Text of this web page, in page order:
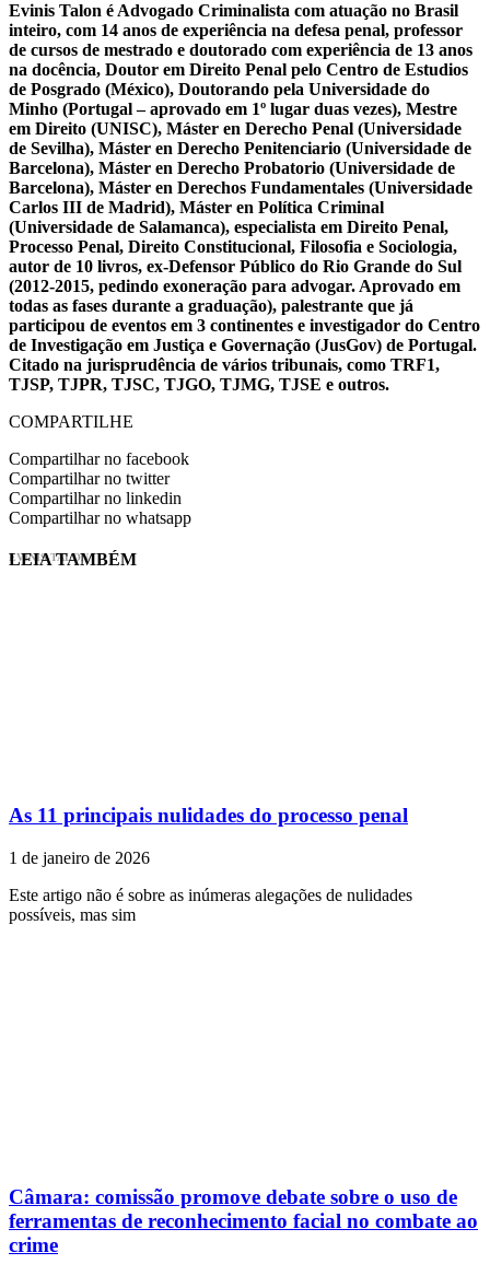
Evinis Talon é Advogado Criminalista com atuação no Brasil
inteiro, com 14 anos de experiência na defesa penal, professor
de cursos de mestrado e doutorado com experiência de 13 anos
na docência, Doutor em Direito Penal pelo Centro de Estudios
de Posgrado (México), Doutorando pela Universidade do
Minho (Portugal – aprovado em 1º lugar duas vezes), Mestre
em Direito (UNISC), Máster en Derecho Penal (Universidade
de Sevilha), Máster en Derecho Penitenciario (Universidade de
Barcelona), Máster en Derecho Probatorio (Universidade de
Barcelona), Máster en Derechos Fundamentales (Universidade
Carlos III de Madrid), Máster en Política Criminal
(Universidade de Salamanca), especialista em Direito Penal,
Processo Penal, Direito Constitucional, Filosofia e Sociologia,
autor de 10 livros, ex-Defensor Público do Rio Grande do Sul
(2012-2015, pedindo exoneração para advogar. Aprovado em
todas as fases durante a graduação), palestrante que já
participou de eventos em 3 continentes e investigador do Centro
de Investigação em Justiça e Governação (JusGov) de Portugal.
Citado na jurisprudência de vários tribunais, como TRF1,
TJSP, TJPR, TJSC, TJGO, TJMG, TJSE e outros.
COMPARTILHE
Compartilhar no facebook
Compartilhar no twitter
Compartilhar no linkedin
Compartilhar no whatsapp
EVINIS TALON
LEIA TAMBÉM
As 11 principais nulidades do processo penal
1 de janeiro de 2026
Este artigo não é sobre as inúmeras alegações de nulidades
possíveis, mas sim
Câmara: comissão promove debate sobre o uso de
ferramentas de reconhecimento facial no combate ao
crime